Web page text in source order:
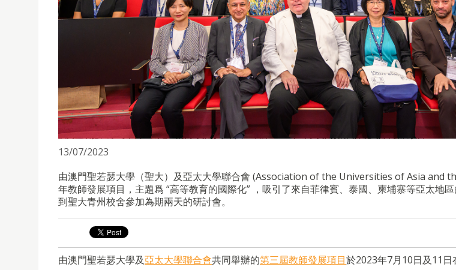
澳門聖若瑟大學為來自亞太地區的高等教育專業人士舉辦 2023年 “高等教育的國際化”教師發展項目
13/07/2023
由澳門聖若瑟大學（聖大）及亞太大學聯合會 (Association of the Universities of Asia and
年教師發展項目，主題爲 “高等教育的國際化” ，吸引了來自菲律賓、泰國、柬埔寨等亞太地
到聖大青州校舍參加為期兩天的研討會。
由澳門聖若瑟大學及亞太大學聯合會共同舉辦的第三屆教師發展項目於2023年7月10日及11